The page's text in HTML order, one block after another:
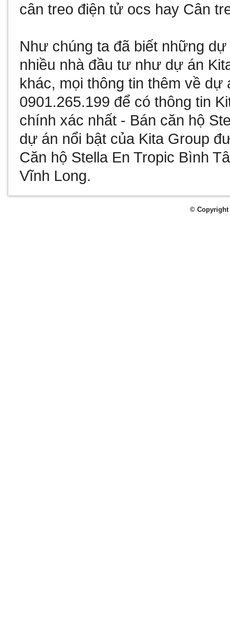
cân treo điện tử ocs hay Cân
Như chúng ta đã biết những dự
nhiều nhà đầu tư như dự án
khác, mọi thông tin thêm về dự
0901.265.199 để có thông tin
chính xác nhất - Bán căn hộ
dự án nổi bật của Kita Group
Căn hộ Stella En Tropic Bình
Vĩnh Long.
© Copyright